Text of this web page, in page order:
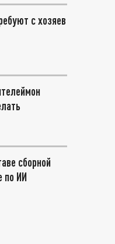
с хозяев
сборной
по ИИ